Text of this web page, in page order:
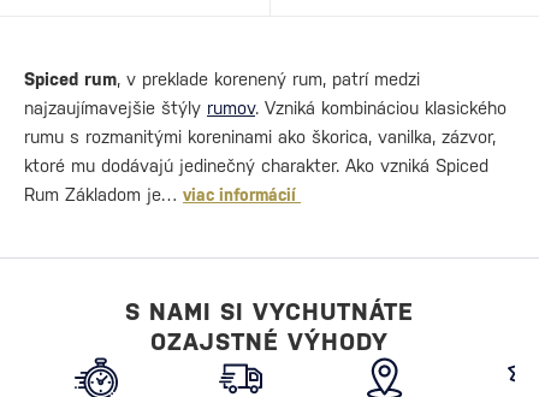
Spiced rum, v preklade korenený rum, patrí medzi
najzaujímavejšie štýly rumov. Vzniká kombináciou klasického
rumu s rozmanitými koreninami ako škorica, vanilka, zázvor,
ktoré mu dodávajú jedinečný charakter. Ako vzniká Spiced
Rum Základom je… viac informácií
S NAMI SI VYCHUTNÁTE
OZAJSTNÉ VÝHODY